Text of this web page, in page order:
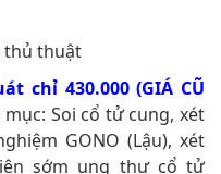
thủ thuật
chỉ 430.000 (GIÁ CŨ
Soi cổ tử cung, xét
GONO (Lậu), xét
sớm ung thư cổ tử